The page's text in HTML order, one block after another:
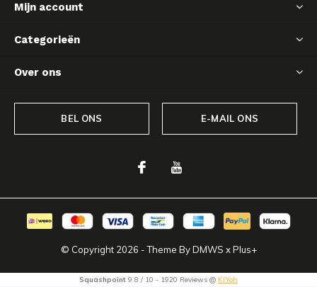
Mijn account
Categorieën
Over ons
BEL ONS E-MAIL ONS
© Copyright 2026 - Theme ByDMWS xPlus+
Squashpoint 9.8 / 10 - 1920 Reviews @ KiYoh